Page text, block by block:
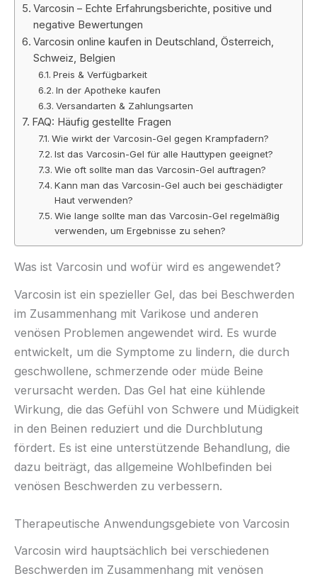
Varcosin – Echte Erfahrungsberichte, positive und
negative Bewertungen
Varcosin online kaufen in Deutschland, Österreich,
Schweiz, Belgien
Preis & Verfügbarkeit
In der Apotheke kaufen
Versandarten & Zahlungsarten
FAQ: Häufig gestellte Fragen
Wie wirkt der Varcosin-Gel gegen Krampfadern?
Ist das Varcosin-Gel für alle Hauttypen geeignet?
Wie oft sollte man das Varcosin-Gel auftragen?
Kann man das Varcosin-Gel auch bei geschädigter
Haut verwenden?
Wie lange sollte man das Varcosin-Gel regelmäßig
verwenden, um Ergebnisse zu sehen?
Was ist Varcosin und wofür wird es angewendet?
Varcosin ist ein spezieller Gel, das bei Beschwerden
im Zusammenhang mit Varikose und anderen
venösen Problemen angewendet wird. Es wurde
entwickelt, um die Symptome zu lindern, die durch
geschwollene, schmerzende oder müde Beine
verursacht werden. Das Gel hat eine kühlende
Wirkung, die das Gefühl von Schwere und Müdigkeit
in den Beinen reduziert und die Durchblutung
fördert. Es ist eine unterstützende Behandlung, die
dazu beiträgt, das allgemeine Wohlbefinden bei
venösen Beschwerden zu verbessern.
Therapeutische Anwendungsgebiete von Varcosin
Varcosin wird hauptsächlich bei verschiedenen
Beschwerden im Zusammenhang mit venösen